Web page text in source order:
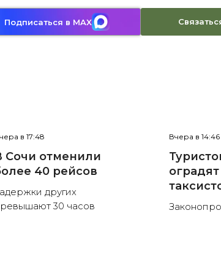
Подписаться в MAX
в 17:48
Сочи отменили
40 рейсов
других
30 часов
Вчера в 14:46
оградят